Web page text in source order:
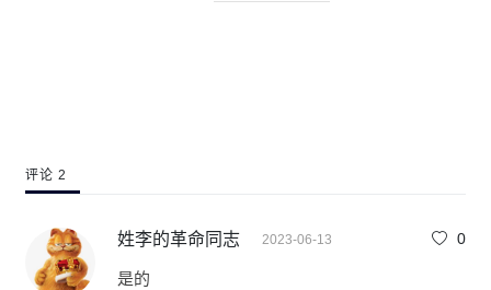
评论 2
姓李的革命同志 2023-06-13 0
是的